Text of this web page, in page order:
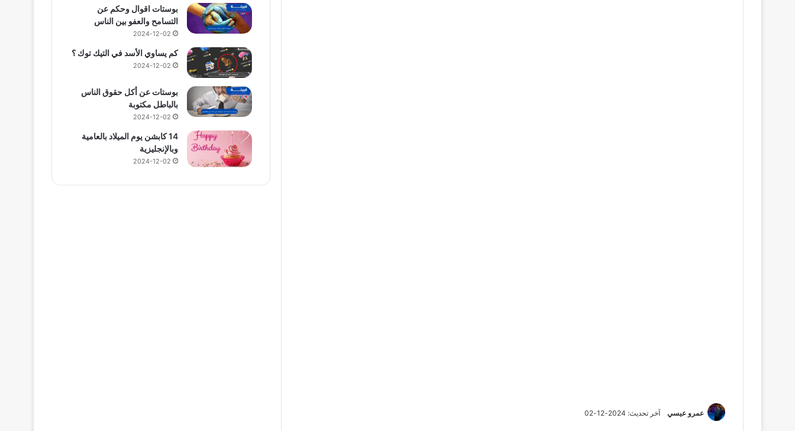
عمرو عيسي آخر تحديث: 2024-12-02
بوستات اقوال وحكم عن
التسامح والعفو بين الناس
2024-12-02
كم يساوي الأسد في التيك توك ؟
2024-12-02
بوستات عن أكل حقوق الناس
بالباطل مكتوبة
2024-12-02
14 كابشن يوم الميلاد بالعامية
وبالإنجليزية
2024-12-02